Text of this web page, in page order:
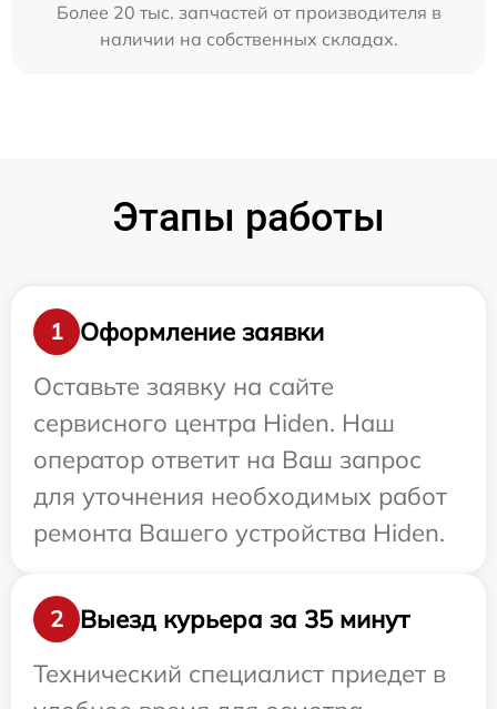
Более 20 тыс. запчастей от производителя в
наличии на собственных складах.
Этапы работы
1
Оформление заявки
Оставьте заявку на сайте
сервисного центра Hiden. Наш
оператор ответит на Ваш запрос
для уточнения необходимых работ
ремонта Вашего устройства Hiden.
2
Выезд курьера за 35 минут
Технический специалист приедет в